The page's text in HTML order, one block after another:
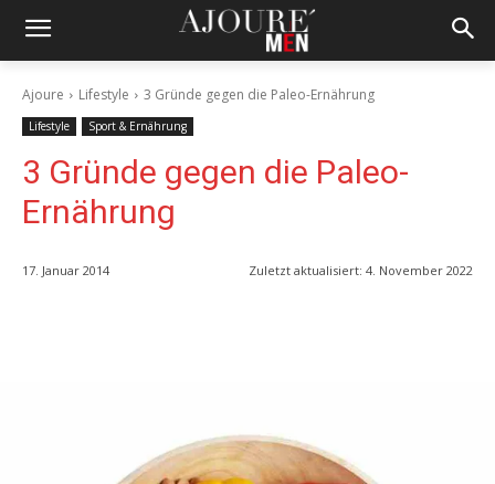
Ajoure Lifestyle 3 Gründe gegen die Paleo-Ernährung
Lifestyle Sport & Ernährung
3 Gründe gegen die Paleo-
Ernährung
17. Januar 2014 Zuletzt aktualisiert: 4. November 2022